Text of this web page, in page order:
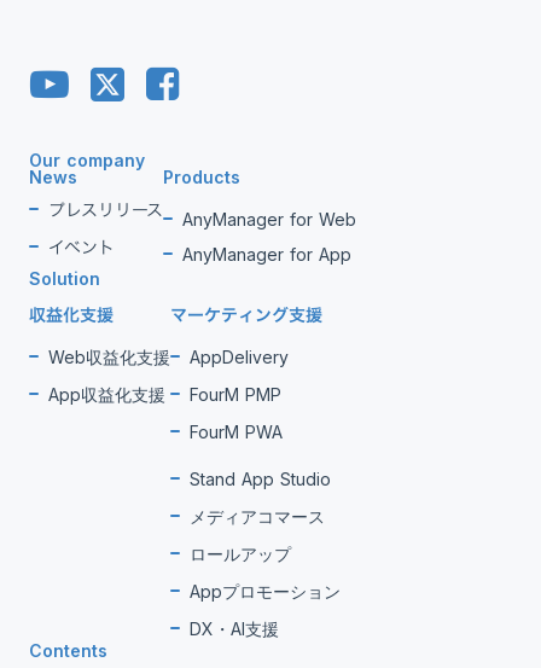
Our company
News
プレスリリース
イベント
Products
AnyManager for Web
AnyManager for App
Solution
収益化支援
Web収益化支援
App収益化支援
マーケティング支援
AppDelivery
FourM PMP
FourM PWA
Stand App Studio
メディアコマース
ロールアップ
Appプロモーション
DX・AI支援
Contents